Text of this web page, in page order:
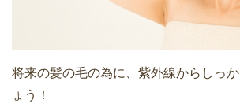
将来の髪の毛の為に、紫外線からしっ
ょう！